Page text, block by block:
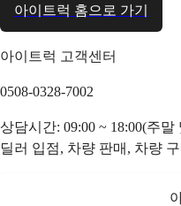
아이트럭 홈으로 가기
아이트럭 고객센터
0508-0328-7002
상담시간: 09:00 ~ 18:00(주
딜러 입점, 차량 판매, 차량